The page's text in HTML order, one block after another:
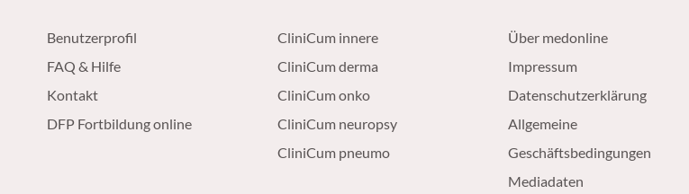
Benutzerprofil
FAQ & Hilfe
Kontakt
DFP Fortbildung online
CliniCum innere
CliniCum derma
CliniCum onko
CliniCum neuropsy
CliniCum pneumo
Über medonline
Impressum
Datenschutzerklärung
Allgemeine
Geschäftsbedingungen
Mediadaten